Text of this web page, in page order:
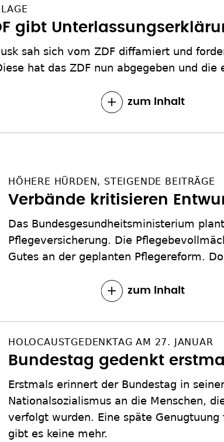
gibt
sah sich vom ZDF diffamiert und
hat das ZDF nun abgegeben und die
zum Inhalt
HÖHERE HÜRDEN, STEIGENDE BEITRÄGE
Verbände kritisieren
Das Bundesgesundheitsministerium
Pflegeversicherung. Die
Gutes an der geplanten Pflegereform.
zum Inhalt
HOLOCAUSTGEDENKTAG AM 27. JANUAR
Bundestag gedenkt
Erstmals erinnert der Bundestag in
Nationalsozialismus an die Menschen,
verfolgt wurden. Eine späte
gibt es keine mehr.